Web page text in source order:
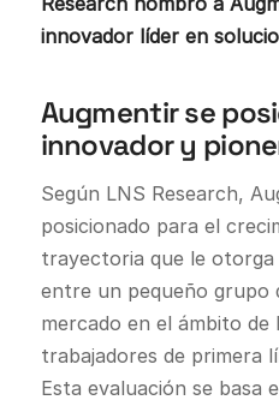
innovador líder en
Augmentir se
innovador y
Según LNS Research,
posicionado para el
trayectoria que le
entre un pequeño grupo
mercado en el ámbito de
trabajadores de primera
Esta evaluación se basa